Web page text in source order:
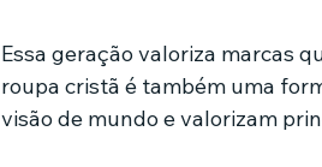
Essa geração valoriza marcas
roupa cristã é também uma
visão de mundo e valorizam